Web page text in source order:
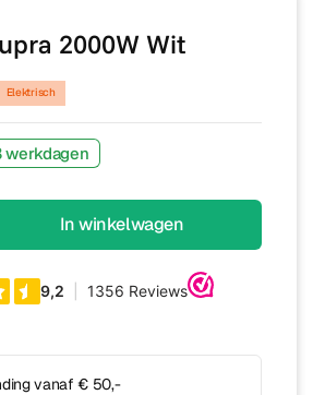
2000W Wit
Elektrisch
werkdagen
In winkelwagen
vanaf € 50,-